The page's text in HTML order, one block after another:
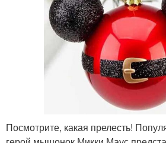
Посмотрите, какая прелесть!